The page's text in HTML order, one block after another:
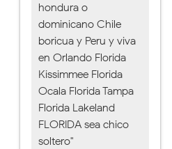
hondura o
dominicano Chile
boricua y Peru y viva
en Orlando Florida
Kissimmee Florida
Ocala Florida Tampa
Florida Lakeland
FLORIDA sea chico
soltero"